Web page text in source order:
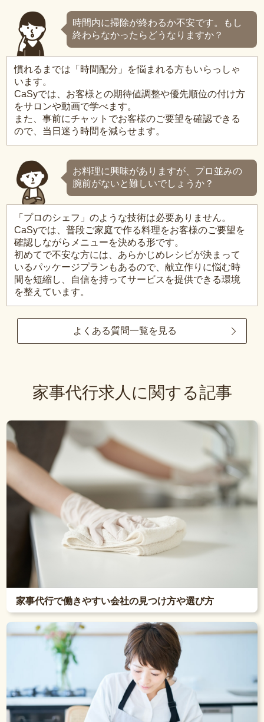
時間内に掃除が終わるか不安です。もし
終わらなかったらどうなりますか？
慣れるまでは「時間配分」を悩まれる方もいらっしゃ
います。
CaSyでは、お客様との期待値調整や優先順位の付け方
をサロンや動画で学べます。
また、事前にチャットでお客様のご要望を確認できる
ので、当日迷う時間を減らせます。
お料理に興味がありますが、プロ並みの
腕前がないと難しいでしょうか？
「プロのシェフ」のような技術は必要ありません。
CaSyでは、普段ご家庭で作る料理をお客様のご要望を
確認しながらメニューを決める形です。
初めてで不安な方には、あらかじめレシピが決まって
いるパッケージプランもあるので、献立作りに悩む時
間を短縮し、自信を持ってサービスを提供できる環境
を整えています。
よくある質問一覧を見る
家事代行求人に関する記事
家事代行で働きやすい会社の見つけ方や選び方